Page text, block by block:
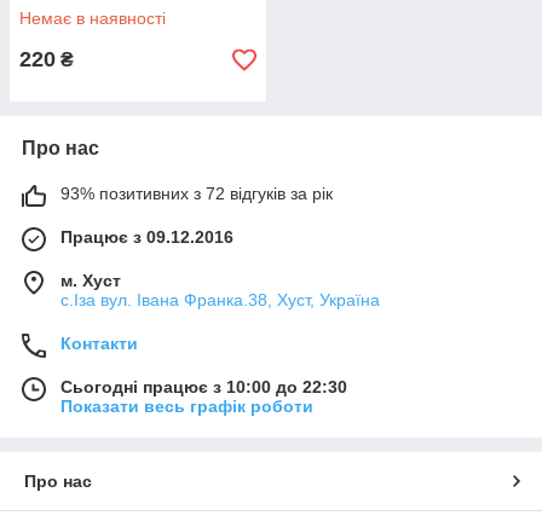
Немає в наявності
220 ₴
Про нас
93% позитивних з 72 відгуків за рік
Працює з 09.12.2016
м. Хуст
с.Іза вул. Івана Франка.38, Хуст, Україна
Контакти
Сьогодні працює з 10:00 до 22:30
Показати весь графік роботи
Про нас